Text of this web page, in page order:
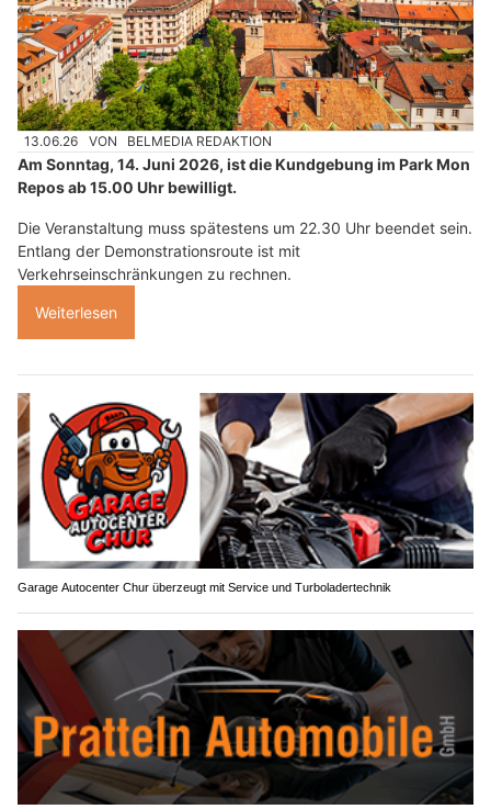
13.06.26 VON BELMEDIA REDAKTION
Am Sonntag, 14. Juni 2026, ist die Kundgebung im Park Mon
Repos ab 15.00 Uhr bewilligt.
Die Veranstaltung muss spätestens um 22.30 Uhr beendet sein.
Entlang der Demonstrationsroute ist mit
Verkehrseinschränkungen zu rechnen.
Weiterlesen
Garage Autocenter Chur überzeugt mit Service und Turboladertechnik